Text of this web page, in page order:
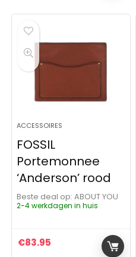
ACCESSOIRES
FOSSIL
Portemonnee
‘Anderson’ rood
Beste deal op:
ABOUT YOU
2-4 werkdagen in huis
€83.95